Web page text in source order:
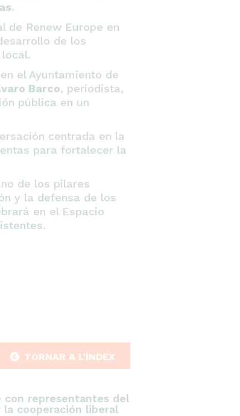
.
de Renew Europe en
de los
el Ayuntamiento de
Barco, periodista,
pública en un
centrada en la
para fortalecer la
de los pilares
y la defensa de los
en el Espacio
TORNAR A L'ÍNDEX
con representantes del
la cooperación liberal